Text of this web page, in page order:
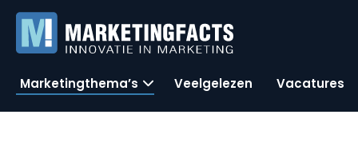
Marketingthema’s Veelgelezen Vacatures